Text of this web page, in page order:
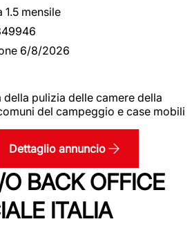
1.5 mensile
6/8/2026
pulizia delle camere della
del campeggio e case mobili
Dettaglio annuncio
BACK OFFICE
ITALIA